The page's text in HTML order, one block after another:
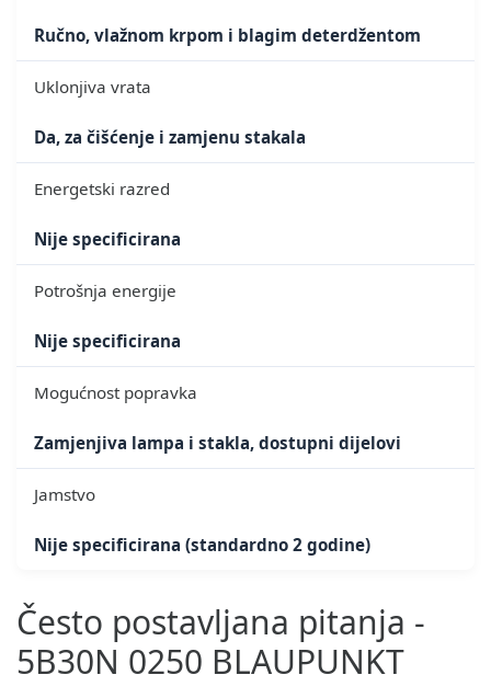
Ručno, vlažnom krpom i blagim deterdžentom
Uklonjiva vrata
Da, za čišćenje i zamjenu stakala
Energetski razred
Nije specificirana
Potrošnja energije
Nije specificirana
Mogućnost popravka
Zamjenjiva lampa i stakla, dostupni dijelovi
Jamstvo
Nije specificirana (standardno 2 godine)
Često postavljana pitanja -
5B30N 0250 BLAUPUNKT